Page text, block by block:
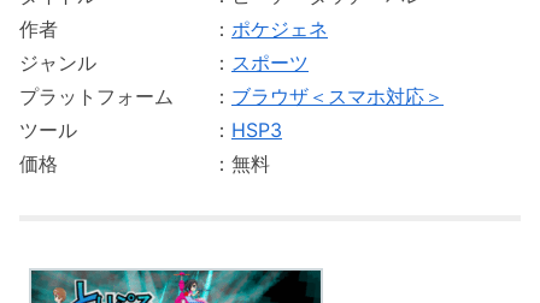
作者 ： ポケジェネ
ジャンル ： スポーツ
プラットフォーム ： ブラウザ＜スマホ対応＞
ツール ： HSP3
価格 ：無料